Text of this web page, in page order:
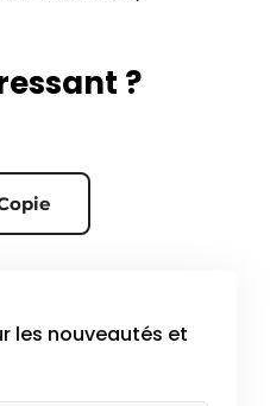
?
les nouveautés et